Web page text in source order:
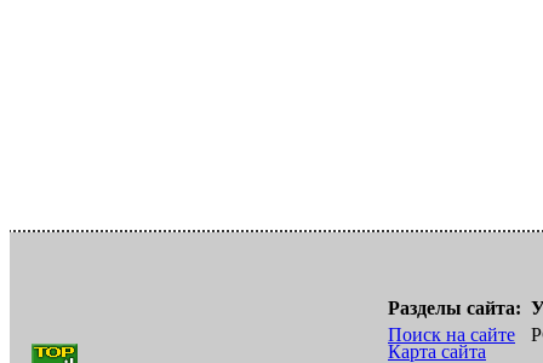
Разделы сайта:
Поиск на сайте
Карта сайта